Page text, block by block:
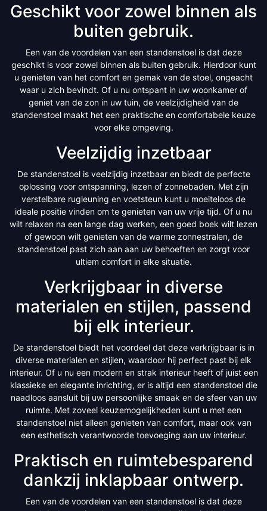
Geschikt voor zowel binnen als
buiten gebruik.
Een van de voordelen van een standenstoel is dat deze
geschikt is voor zowel binnen als buiten gebruik. Hierdoor kunt
u genieten van het comfort en gemak van de stoel, ongeacht
waar u zich bevindt. Of u nu ontspant in uw woonkamer of
geniet van de zon in uw tuin, de veelzijdigheid van de
standenstoel maakt het een praktische en comfortabele keuze
voor elke omgeving.
Veelzijdig inzetbaar
De standenstoel is veelzijdig inzetbaar en biedt de perfecte
oplossing voor ontspanning, lezen of zonnebaden. Met zijn
verstelbare rugleuning en voetsteun kunt u moeiteloos de
ideale positie vinden om te genieten van uw vrije tijd. Of u nu
wilt relaxen na een lange dag werken, een goed boek wilt lezen
of gewoon wilt genieten van de warme zonnestralen, de
standenstoel past zich aan aan uw behoeften en zorgt voor
ultiem comfort in elke situatie.
Verkrijgbaar in diverse
materialen en stijlen, passend
bij elk interieur.
De standenstoel biedt het voordeel dat deze verkrijgbaar is in
diverse materialen en stijlen, waardoor hij perfect past bij elk
interieur. Of u nu een modern en strak interieur heeft of juist een
klassieke en elegante inrichting, er is altijd een standenstoel die
naadloos aansluit bij uw persoonlijke smaak en de sfeer van uw
ruimte. Met zoveel keuzemogelijkheden kunt u met een
standenstoel niet alleen genieten van comfort, maar ook van
een esthetisch verantwoorde toevoeging aan uw interieur.
Praktisch en ruimtebesparend
dankzij inklapbaar ontwerp.
Een van de voordelen van een standenstoel is dat deze